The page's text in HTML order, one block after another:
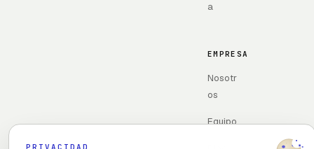
a
EMPRESA
Nosotr
os
Equipo
PRIVACIDAD